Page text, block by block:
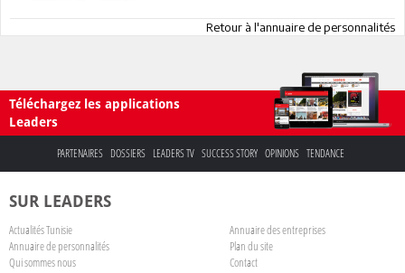
Retour à l'annuaire de personnalités
Téléchargez les applications
Leaders
PARTENAIRES DOSSIERS LEADERS TV SUCCESS STORY OPINIONS TENDANCE
SUR LEADERS
Actualités Tunisie
Annuaire des entreprises
Annuaire de personnalités
Plan du site
Qui sommes nous
Contact